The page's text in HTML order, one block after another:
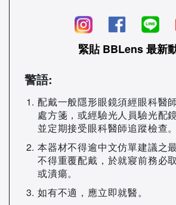
緊貼 BBLens 最新
警語:
配戴一般隱形眼鏡須經眼科醫
處方箋，或經驗光人員驗光配
並定期接受眼科醫師追蹤檢查。
本器材不得逾中文仿單建議之
不得重覆配戴，於就寢前務必
或潰瘍。
如有不適，應立即就醫。